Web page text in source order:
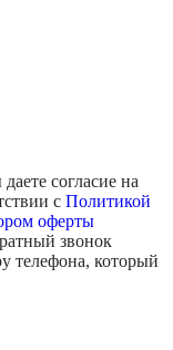
согласие на
с Политикой
оферты
звонок
телефона, который